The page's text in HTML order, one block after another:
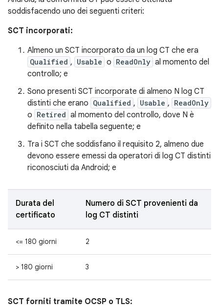
soddisfacendo uno dei seguenti criteri:
SCT incorporati:
Almeno un SCT incorporato da un log CT che era
Qualified , Usable o ReadOnly al momento del
controllo; e
Sono presenti SCT incorporate di almeno N log CT
distinti che erano Qualified , Usable , ReadOnly
o Retired al momento del controllo, dove N è
definito nella tabella seguente; e
Tra i SCT che soddisfano il requisito 2, almeno due
devono essere emessi da operatori di log CT distinti
riconosciuti da Android; e
Durata del
certificato
Numero di SCT provenienti da
log CT distinti
<= 180 giorni 2
> 180 giorni 3
SCT forniti tramite OCSP o TLS: